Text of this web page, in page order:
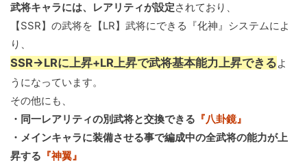
武将キャラには、レアリティが設定されており、
【SSR】の武将を【LR】武将にできる『化神』システムによ
り、
SSR→LRに上昇+LR上昇で武将基本能力上昇できるよ
うになっています。
その他にも、
・同一レアリティの別武将と交換できる 『八卦鏡』
・メインキャラに装備させる事で編成中の全武将の能力が上
昇する 『神翼』